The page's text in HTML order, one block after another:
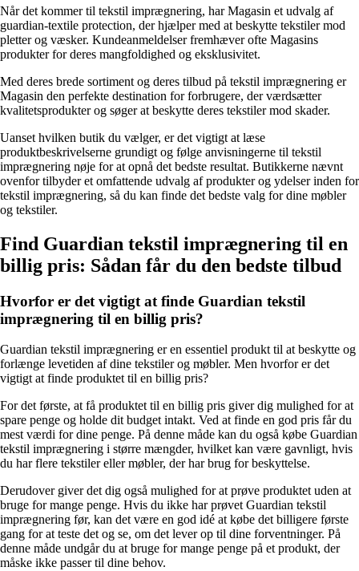
Når det kommer til tekstil imprægnering, har Magasin et udvalg af
guardian-textile protection, der hjælper med at beskytte tekstiler mod
pletter og væsker. Kundeanmeldelser fremhæver ofte Magasins
produkter for deres mangfoldighed og eksklusivitet.
Med deres brede sortiment og deres tilbud på tekstil imprægnering er
Magasin den perfekte destination for forbrugere, der værdsætter
kvalitetsprodukter og søger at beskytte deres tekstiler mod skader.
Uanset hvilken butik du vælger, er det vigtigt at læse
produktbeskrivelserne grundigt og følge anvisningerne til tekstil
imprægnering nøje for at opnå det bedste resultat. Butikkerne nævnt
ovenfor tilbyder et omfattende udvalg af produkter og ydelser inden for
tekstil imprægnering, så du kan finde det bedste valg for dine møbler
og tekstiler.
Find Guardian tekstil imprægnering til en
billig pris: Sådan får du den bedste tilbud
Hvorfor er det vigtigt at finde Guardian tekstil
imprægnering til en billig pris?
Guardian tekstil imprægnering er en essentiel produkt til at beskytte og
forlænge levetiden af dine tekstiler og møbler. Men hvorfor er det
vigtigt at finde produktet til en billig pris?
For det første, at få produktet til en billig pris giver dig mulighed for at
spare penge og holde dit budget intakt. Ved at finde en god pris får du
mest værdi for dine penge. På denne måde kan du også købe Guardian
tekstil imprægnering i større mængder, hvilket kan være gavnligt, hvis
du har flere tekstiler eller møbler, der har brug for beskyttelse.
Derudover giver det dig også mulighed for at prøve produktet uden at
bruge for mange penge. Hvis du ikke har prøvet Guardian tekstil
imprægnering før, kan det være en god idé at købe det billigere første
gang for at teste det og se, om det lever op til dine forventninger. På
denne måde undgår du at bruge for mange penge på et produkt, der
måske ikke passer til dine behov.